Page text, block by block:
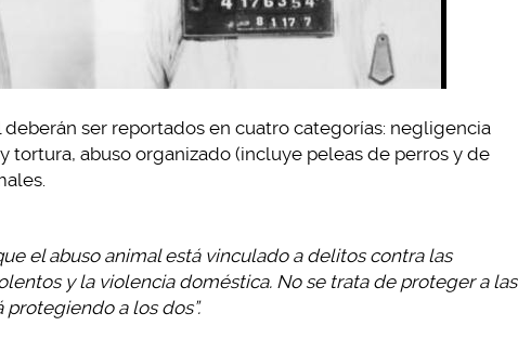
ser reportados en cuatro categorías: negligencia
tortura, abuso organizado (incluye peleas de perros y de
el abuso animal está vinculado a delitos contra las
y la violencia doméstica. No se trata de proteger a las
protegiendo a los dos”.